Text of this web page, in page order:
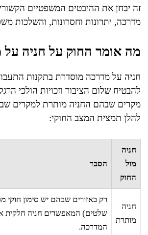
זה יבחן את ההיבטים המשפטיים
מדרכה, יתרונות וחסרונות, והשלכות
מה אומר החוק על חניה על
חניה על מדרכה מוסדרת בתקנות
להבטיח שלום הציבור וזכויות הולכי
מקרים שבהם החניה מותרת למקרים
להלן תמצית המצב החוקי:
חניה
מול
החוק
הסבר
חניה
מותרת
רק באזורים שבהם יש סימון חוקי
שלטים) המאפשרים חניה חלקית
המדרכה.